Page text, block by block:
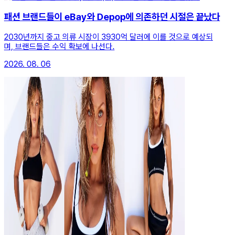
패션 브랜드들이 eBay와 Depop에 의존하던 시절은 끝났다
2030년까지 중고 의류 시장이 3930억 달러에 이를 것으로 예상되
며, 브랜드들은 수익 확보에 나선다.
2026. 08. 06